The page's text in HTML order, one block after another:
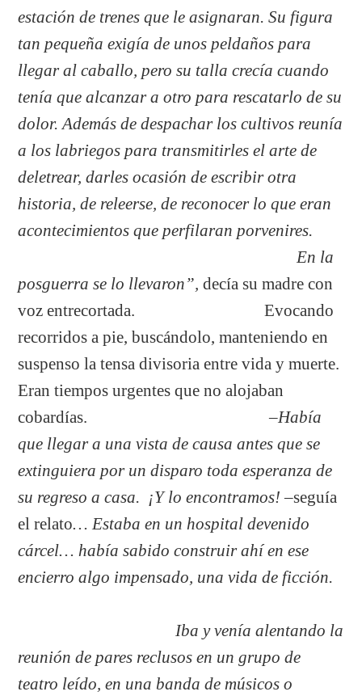
estación de trenes que le asignaran. Su figura
tan pequeña exigía de unos peldaños para
llegar al caballo, pero su talla crecía cuando
tenía que alcanzar a otro para rescatarlo de su
dolor. Además de despachar los cultivos reunía
a los labriegos para transmitirles el arte de
deletrear, darles ocasión de escribir otra
historia, de releerse, de reconocer lo que eran
acontecimientos que perfilaran porvenires.
En la
posguerra se lo llevaron”,decía su madre con
voz entrecortada. Evocando
recorridos a pie, buscándolo, manteniendo en
suspenso la tensa divisoria entre vida y muerte.
Eran tiempos urgentes que no alojaban
cobardías. –Había
que llegar a una vista de causa antes que se
extinguiera por un disparo toda esperanza de
su regreso a casa. ¡Y lo encontramos! –seguía
el relato… Estaba en un hospital devenido
cárcel… había sabido construir ahí en ese
encierro algo impensado, una vida de ficción.
Iba y venía alentando la
reunión de pares reclusos en un grupo de
teatro leído, en una banda de músicos o